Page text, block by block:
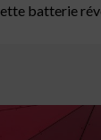
batterie